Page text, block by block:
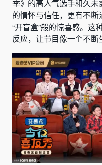
季》的高人气选手和久未
的情怀与信任，更有不
“开盲盒”般的惊喜感。这
反应，让节目像一个不断